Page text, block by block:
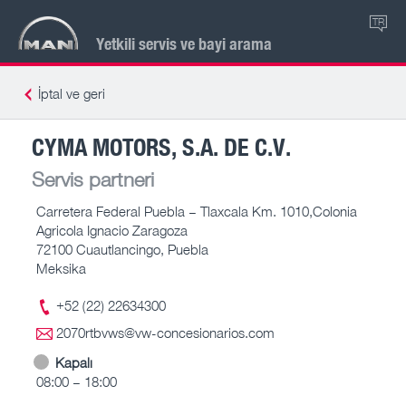
Yetkili servis ve bayi arama
TR
İptal ve geri
CYMA MOTORS, S.A. DE C.V.
Servis partneri
Carretera Federal Puebla – Tlaxcala Km. 1010,Colonia
Agricola Ignacio Zaragoza
72100 Cuautlancingo, Puebla
Meksika
+52 (22) 22634300
2070rtbvws@vw-concesionarios.com
Kapalı
08:00 – 18:00